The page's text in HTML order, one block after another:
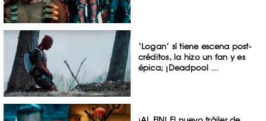
‘Logan’ sí tiene escena post-
créditos, la hizo un fan y es
épica; ¡Deadpool ...